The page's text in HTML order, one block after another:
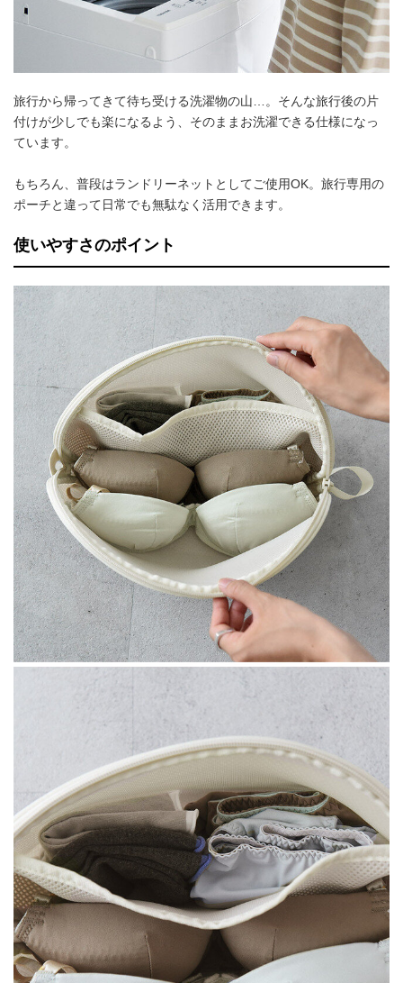
旅行から帰ってきて待ち受ける洗濯物の山…。そんな旅行後の片
付けが少しでも楽になるよう、そのままお洗濯できる仕様になっ
ています。
もちろん、普段はランドリーネットとしてご使用OK。旅行専用の
ポーチと違って日常でも無駄なく活用できます。
使いやすさのポイント